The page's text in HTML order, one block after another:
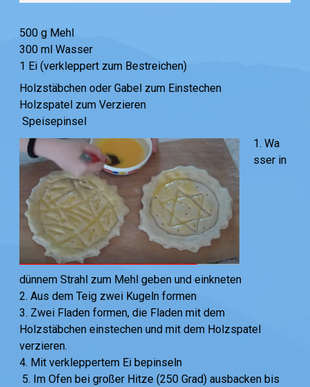
500 g Mehl
300 ml Wasser
1 Ei (verkleppert zum Bestreichen)
Holzstäbchen oder Gabel zum Einstechen
Holzspatel zum Verzieren
Speisepinsel
1. Wa
sser in
dünnem Strahl zum Mehl geben und einkneten
2. Aus dem Teig zwei Kugeln formen
3. Zwei Fladen formen, die Fladen mit dem
Holzstäbchen einstechen und mit dem Holzspatel
verzieren.
4. Mit verkleppertem Ei bepinseln
5. Im Ofen bei großer Hitze (250 Grad) ausbacken bis